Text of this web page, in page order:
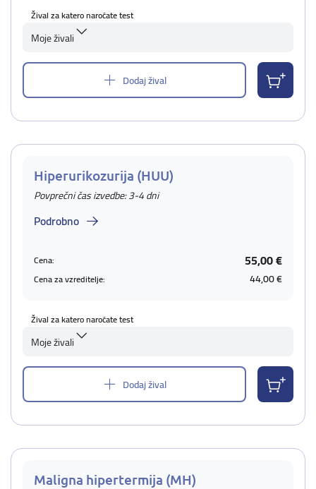
Žival za katero naročate test
Moje živali
Dodaj žival
Hiperurikozurija (HUU)
Povprečni čas izvedbe: 3-4 dni
Podrobno
Cena: 55,00 €
Cena za vzreditelje: 44,00 €
Žival za katero naročate test
Moje živali
Dodaj žival
Maligna hipertermija (MH)